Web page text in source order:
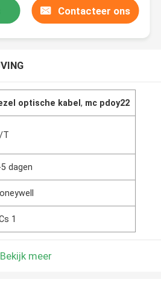
Contacteer ons
optische kabel, mc pdoy22
T
dagen
1
Bekijk meer